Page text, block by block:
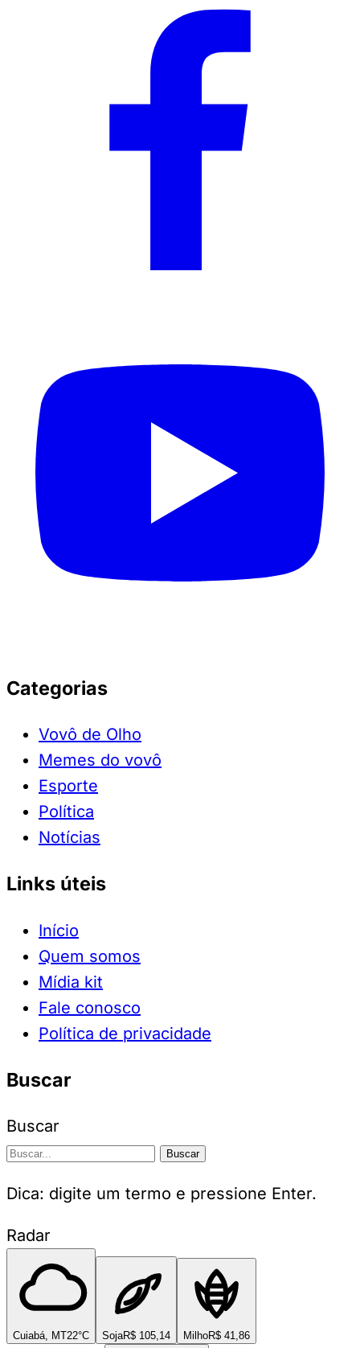
Categorias
Vovô de Olho
Memes do vovô
Esporte
Política
Notícias
Links úteis
Início
Quem somos
Mídia kit
Fale conosco
Política de privacidade
Buscar
Buscar
Buscar
Dica: digite um termo e pressione Enter.
Radar
Cuiabá, MT22°C SojaR$ 105,14 MilhoR$ 41,86